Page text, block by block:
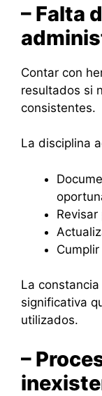
– Falta
Contar con
resultados si
consistentes.
La disciplina
La
significativa
utilizados.
–